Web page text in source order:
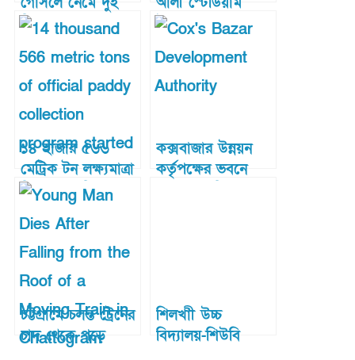
শিশুর মৃত্যু
উদ্বোধন
১৪ হাজার ৫৬৬
মেট্রিক টন লক্ষ্যমাত্রা
নিয়ে সরকারিভাবে
ধান-চাল সংগ্রহ
কার্যক্রম চালু
কক্সবাজার উন্নয়ন
কর্তৃপক্ষের ভবনে
চট্টগ্রামে চলন্ত ট্রেনের
চাদ থেকে পড়ে
শিলখাী উচ্চ
বিদ্যালয়-শিউবি